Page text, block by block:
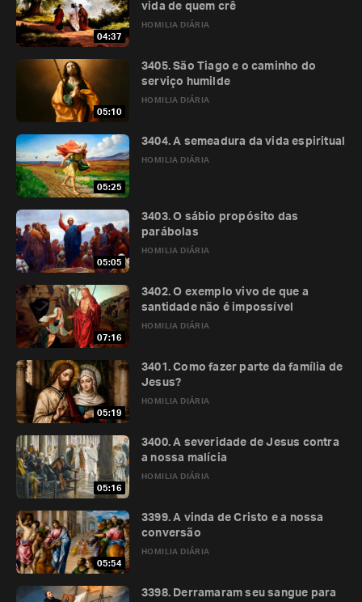
04:37
HOMILIA DIÁRIA
vida de quem crê
05:10
HOMILIA DIÁRIA
3405. São Tiago e o caminho do
serviço humilde
05:25
HOMILIA DIÁRIA
3404. A semeadura da vida espiritual
05:05
HOMILIA DIÁRIA
3403. O sábio propósito das
parábolas
07:16
HOMILIA DIÁRIA
3402. O exemplo vivo de que a
santidade não é impossível
05:19
HOMILIA DIÁRIA
3401. Como fazer parte da família de
Jesus?
05:16
HOMILIA DIÁRIA
3400. A severidade de Jesus contra
a nossa malícia
05:54
HOMILIA DIÁRIA
3399. A vinda de Cristo e a nossa
conversão
3398. Derramaram seu sangue para